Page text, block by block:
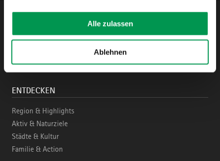
Alle zulassen
Ablehnen
InstagramPinterestFacebook
YouTube
ENTDECKEN
Region & Highlights
Aktiv & Naturziele
Städte & Kultur
Familie & Action